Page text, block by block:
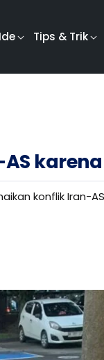
Ide Tips & Trik
konflik Iran-